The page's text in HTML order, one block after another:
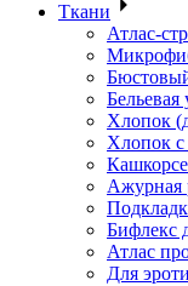
Ткани
Атлас-
Хлопок
Хлопок с
Ажурная
Бифлекс
Атлас
Для